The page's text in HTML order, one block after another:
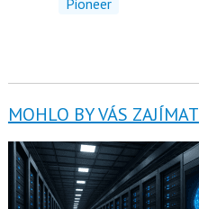
Pioneer
MOHLO BY VÁS ZAJÍMAT